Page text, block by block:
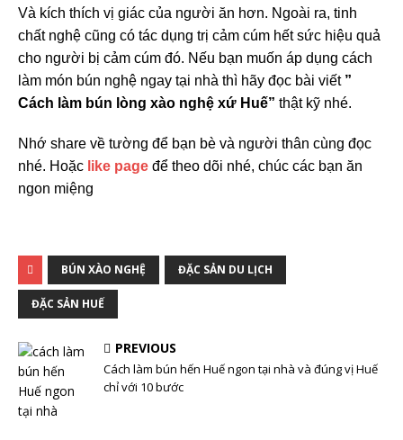
Và kích thích vị giác của người ăn hơn. Ngoài ra, tinh
chất nghệ cũng có tác dụng trị cảm cúm hết sức hiệu quả
cho người bị cảm cúm đó. Nếu bạn muốn áp dụng cách
làm món bún nghệ ngay tại nhà thì hãy đọc bài viết”
Cách làm bún lòng xào nghệ xứ Huế” thật kỹ nhé.
Nhớ share về tường để bạn bè và người thân cùng đọc
nhé. Hoặc like page để theo dõi nhé, chúc các bạn ăn
ngon miệng
BÚN XÀO NGHỆ ĐẶC SẢN DU LỊCH
ĐẶC SẢN HUẾ
PREVIOUS
Cách làm bún hến Huế ngon tại nhà và đúng vị Huế
chỉ với 10 bước